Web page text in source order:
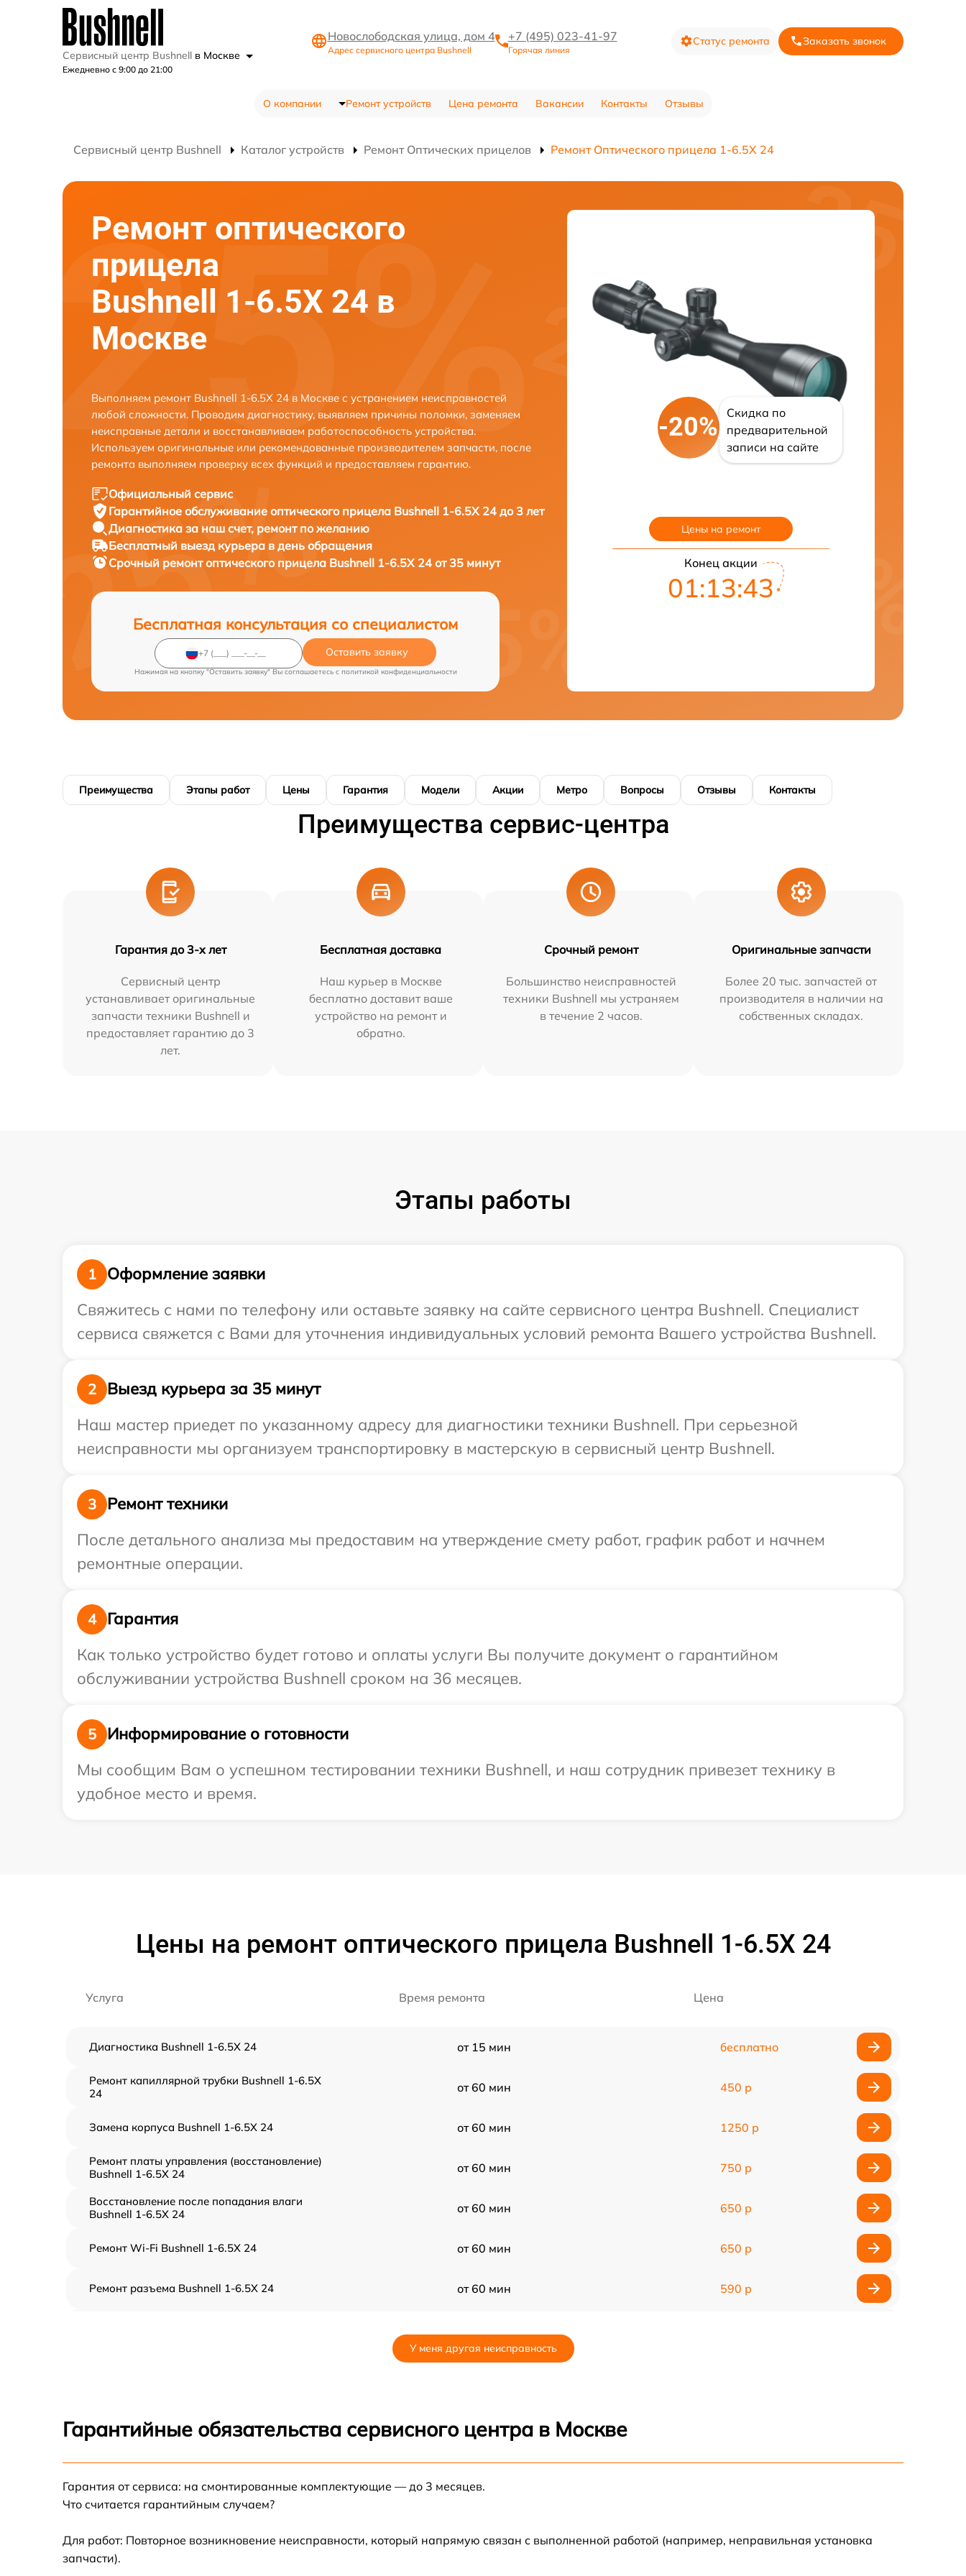
Сервисный центр Bushnell в Москве
Ежедневно с 9:00 до 21:00
Новослободская улица, дом 4
Адрес сервисного центра Bushnell
+7 (495) 023-41-97
Горячая линия
Статус ремонта Заказать звонок
О компании Ремонт устройств Цена ремонта Вакансии Контакты Отзывы
Сервисный центр Bushnell Каталог устройств Ремонт Оптических прицелов Ремонт Оптического прицела 1-6.5X 24
Ремонт оптического
прицела
Bushnell 1-6.5X 24 в
Москве
Выполняем ремонт Bushnell 1-6.5X 24 в Москве с устранением неисправностей
любой сложности. Проводим диагностику, выявляем причины поломки, заменяем
неисправные детали и восстанавливаем работоспособность устройства.
Используем оригинальные или рекомендованные производителем запчасти, после
ремонта выполняем проверку всех функций и предоставляем гарантию.
Официальный сервис
Гарантийное обслуживание оптического прицела Bushnell 1-6.5X 24 до 3 лет
Диагностика за наш счет, ремонт по желанию
Бесплатный выезд курьера в день обращения
Срочный ремонтоптического прицела Bushnell 1-6.5X 24 от 35 минут
Бесплатная консультация со специалистом
Оставить заявку
Нажимая на кнопку "Оставить заявку" Вы соглашаетесь c политикой конфиденциальности
-20%
Скидка по
предварительной
записи на сайте
Цены на ремонт
Конец акции
01:13:42
Преимущества Этапы работ Цены Гарантия Модели Акции Метро Вопросы Отзывы Контакты
Преимущества сервис-центра
Гарантия до 3-х лет
Сервисный центр
устанавливает оригинальные
запчасти техники Bushnell и
предоставляет гарантию до 3
лет.
Бесплатная доставка
Наш курьер в Москве
бесплатно доставит ваше
устройство на ремонт и
обратно.
Срочный ремонт
Большинство неисправностей
техники Bushnell мы устраняем
в течение 2 часов.
Оригинальные запчасти
Более 20 тыс. запчастей от
производителя в наличии на
собственных складах.
Этапы работы
1
Оформление заявки
Свяжитесь с нами по телефону или оставьте заявку на сайте сервисного центра Bushnell. Специалист
сервиса свяжется с Вами для уточнения индивидуальных условий ремонта Вашего устройства Bushnell.
2
Выезд курьера за 35 минут
Наш мастер приедет по указанному адресу для диагностики техники Bushnell. При серьезной
неисправности мы организуем транспортировку в мастерскую в сервисный центр Bushnell.
3
Ремонт техники
После детального анализа мы предоставим на утверждение смету работ, график работ и начнем
ремонтные операции.
4
Гарантия
Как только устройство будет готово и оплаты услуги Вы получите документ о гарантийном
обслуживании устройства Bushnell сроком на 36 месяцев.
5
Информирование о готовности
Мы сообщим Вам о успешном тестировании техники Bushnell, и наш сотрудник привезет технику в
удобное место и время.
Цены на ремонт оптического прицела Bushnell 1-6.5X 24
Услуга Время ремонта Цена
Диагностика Bushnell 1-6.5X 24 от 15 мин бесплатно
Ремонт капиллярной трубки Bushnell 1-6.5X
24
от 60 мин 450 р
Замена корпуса Bushnell 1-6.5X 24 от 60 мин 1250 р
Ремонт платы управления (восстановление)
Bushnell 1-6.5X 24
от 60 мин 750 р
Восстановление после попадания влаги
Bushnell 1-6.5X 24
от 60 мин 650 р
Ремонт Wi-Fi Bushnell 1-6.5X 24 от 60 мин 650 р
Ремонт разъема Bushnell 1-6.5X 24 от 60 мин 590 р
Замена процессора Bushnell 1-6.5X 24 от 60 мин
Замена ключей управления Bushnell 1-6.5X
У меня другая неисправность
Гарантийные обязательства сервисного центра в Москве
Гарантия от сервиса: на смонтированные комплектующие — до 3 месяцев.
Что считается гарантийным случаем?
Для работ: Повторное возникновение неисправности, который напрямую связан с выполненной работой (например, неправильная установка
запчасти).